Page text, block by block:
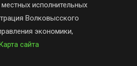
исполнительных
Волковысского
экономики,
Карта сайта